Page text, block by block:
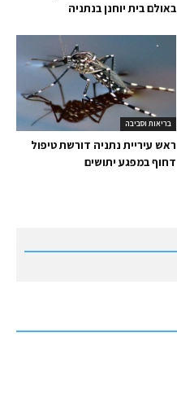
באולם בית יוחנן בנתניה
בריאות וסביבה
ראש עיריית נתניה דורשת טיפול
דחוף במפגע יתושים